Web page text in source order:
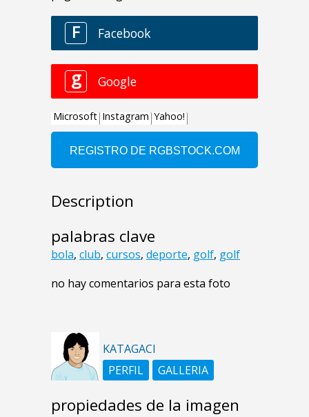
Description
palabras clave
bola, club, cursos, deporte, golf, golf
no hay comentarios para esta foto
KATAGACI
PERFIL
GALLERIA
propiedades de la imagen